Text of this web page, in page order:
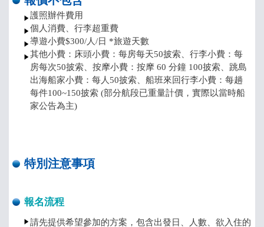
護照辦件費用
個人消費、行李超重費
導遊小費$300/人/日 *旅遊天數
其他小費：床頭小費：每房每天50披索、行李小費：每
房每次50披索、按摩小費：按摩 60 分鐘 100披索、跳島
出海船家小費：每人50披索、船班來回行李小費：每趟
每件100~150披索 (部分航段已重量計價，實際以當時船
家公告為主)
特別注意事項
報名流程
請先提供希望參加的方案，包含出發日、人數、欲入住的